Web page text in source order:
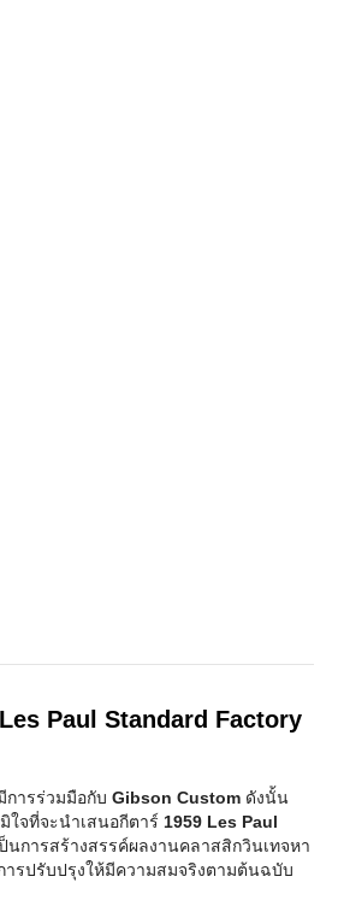
Paul Standard Factory
ารร่วมมือกับ Gibson Custom ดังนั้น
ใจที่จะนำเสนอกีตาร์ 1959 Les Paul
นการสร้างสรรค์ผลงานคลาสสิกวินเทจหา
ารปรับปรุงให้มีความสมจริงตามต้นฉบับ